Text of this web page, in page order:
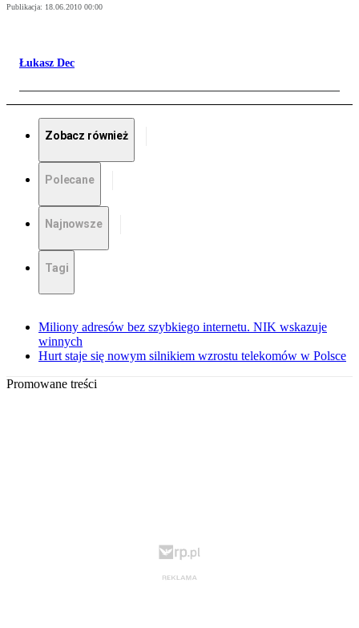
Publikacja: 18.06.2010 00:00
Łukasz Dec
Zobacz również
Polecane
Najnowsze
Tagi
Miliony adresów bez szybkiego internetu. NIK wskazuje
winnych
Hurt staje się nowym silnikiem wzrostu telekomów w Polsce
Promowane treści